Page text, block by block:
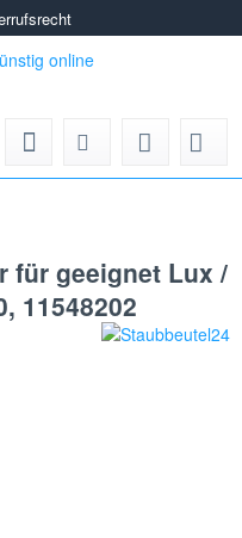
für geeignet Lux /
11548202